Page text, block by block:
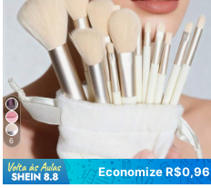
6
Economize R$0,96